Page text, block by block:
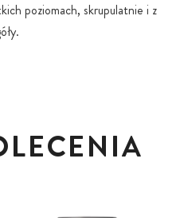
poziomach, skrupulatnie i z